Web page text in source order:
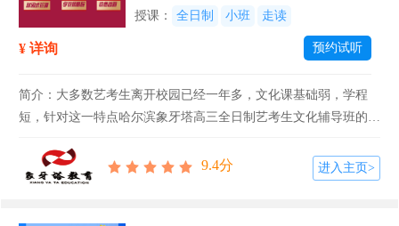
授课： 全日制 小班 走读
¥ 详询 预约试听
简介：大多数艺考生离开校园已经一年多，文化课基础弱，学程
短，针对这一特点哈尔滨象牙塔高三全日制艺考生文化辅导班的教
解，又有足够的时间进行综合复习，在最后冲刺时将必要的答题技
巧应用到答题中，...
9.4分 进入主页>